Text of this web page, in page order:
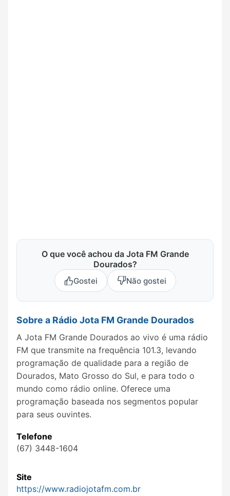
O que você achou da Jota FM Grande
Dourados?
Gostei Não gostei
Sobre a Rádio Jota FM Grande Dourados
A Jota FM Grande Dourados ao vivo é uma rádio
FM que transmite na frequência 101.3, levando
programação de qualidade para a região de
Dourados, Mato Grosso do Sul, e para todo o
mundo como rádio online. Oferece uma
programação baseada nos segmentos popular
para seus ouvintes.
Telefone
(67) 3448-1604
Site
https://www.radiojotafm.com.br